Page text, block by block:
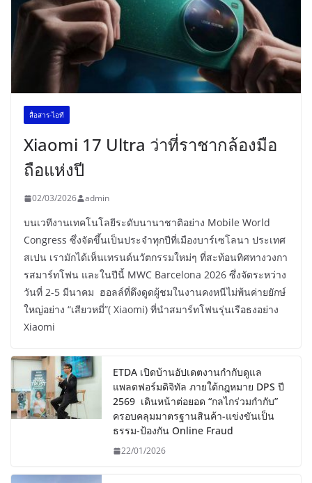
สื่อสาร-ไอที
Xiaomi 17 Ultra ว่าที่ราชากล้องมือ
ถือแห่งปี
02/03/2026 admin
บนเวทีงานเทคโนโลยีระดับนานาชาติอย่าง Mobile World
Congress ซึ่งจัดขึ้นเป็นประจำทุกปีที่เมืองบาร์เซโลนา ประเทศ
สเปน เรามักได้เห็นเทรนด์นวัตกรรมใหม่ๆ ที่สะท้อนทิศทางวงกา
รสมาร์ทโฟน และในปีนี้ MWC Barcelona 2026 ซึ่งจัดระหว่าง
วันที่ 2-5 มีนาคม ฮอลล์ที่ดึงดูดผู้ชมในงานคงหนีไม่พ้นค่ายยักษ์
ใหญ่อย่าง “เสียวหมี่”( Xiaomi) ที่นำสมาร์ทโฟนรุ่นเรือธงอย่าง
Xiaomi
ETDA เปิดบ้านอัปเดตงานกำกับดูแล
แพลตฟอร์มดิจิทัล ภายใต้กฎหมาย DPS ปี
2569 เดินหน้าต่อยอด “กลไกร่วมกำกับ”
ครอบคลุมมาตรฐานสินค้า-แข่งขันเป็น
ธรรม-ป้องกัน Online Fraud
22/01/2026